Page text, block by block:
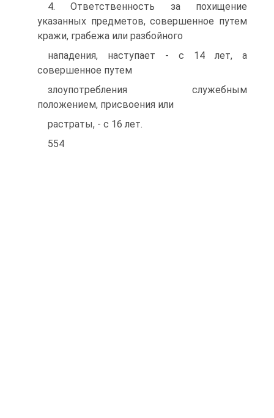
4. Ответственность за похищение
указанных предметов, совершенное путем
кражи, грабежа или разбойного
нападения, наступает - с 14 лет, а
совершенное путем
злоупотребления служебным
положением, присвоения или
растраты, - с 16 лет.
554